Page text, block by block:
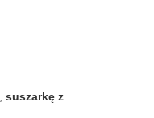
suszarkę z